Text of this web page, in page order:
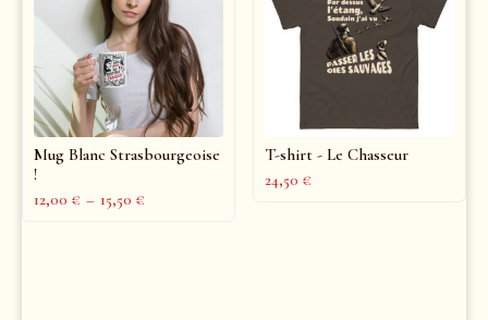
Mug Blanc Strasbourgeoise
!
12,00 € – 15,50 €
T-shirt - Le Chasseur
24,50 €